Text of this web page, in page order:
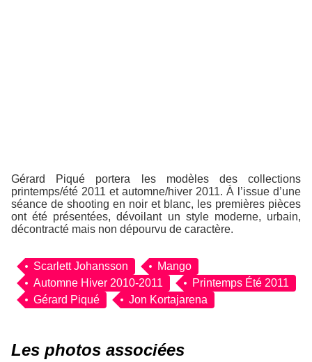
Gérard Piqué portera les modèles des collections
printemps/été 2011 et automne/hiver 2011. À l’issue d’une
séance de shooting en noir et blanc, les premières pièces
ont été présentées, dévoilant un style moderne, urbain,
décontracté mais non dépourvu de caractère.
Scarlett Johansson
Mango
Automne Hiver 2010-2011
Printemps Été 2011
Gérard Piqué
Jon Kortajarena
Les photos associées